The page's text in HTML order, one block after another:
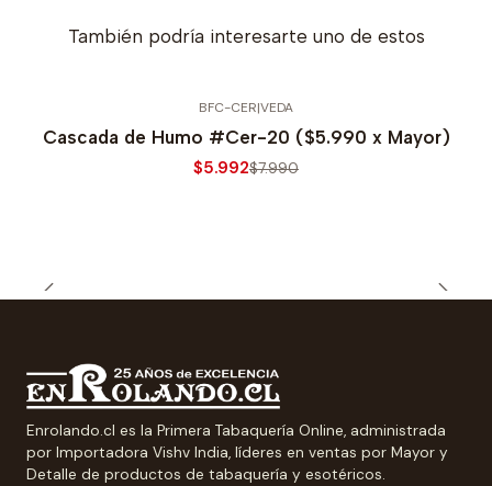
También podría interesarte uno de estos
BFC-CER|VEDA
Cascada de Humo #Cer-20 ($5.990 x Mayor)
$5.992$7.990
Enrolando.cl es la Primera Tabaquería Online, administrada
por Importadora Vishv India, líderes en ventas por Mayor y
Detalle de productos de tabaquería y esotéricos.